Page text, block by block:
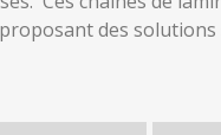
des solutions